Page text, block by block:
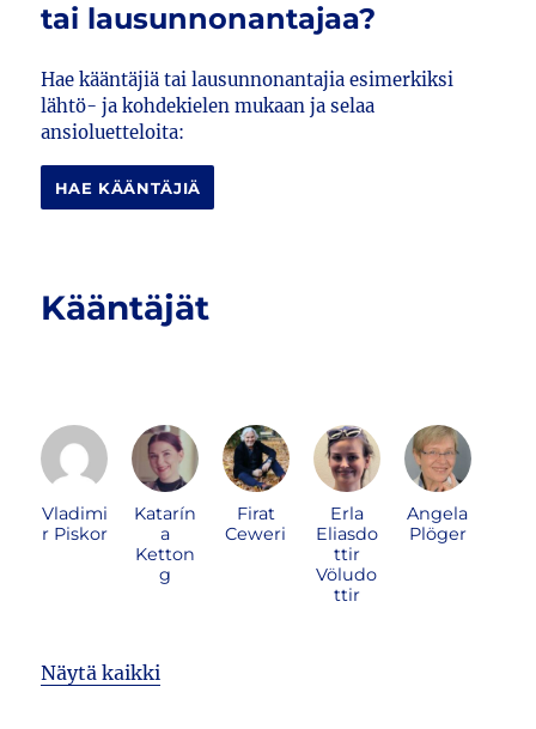
tai lausunnonantajaa?
Hae kääntäjiä tai lausunnonantajia esimerkiksi
lähtö- ja kohdekielen mukaan ja selaa
ansioluetteloita:
HAE KÄÄNTÄJIÄ
Kääntäjät
Vladimi
r Piskor
Katarín
a
Ketton
g
Firat
Ceweri
Erla
Eliasdo
ttir
Völudo
ttir
Angela
Plöger
Näytä kaikki